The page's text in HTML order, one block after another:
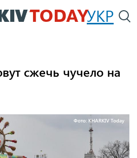
Перейти
к
УКР
сжечь чучело на
Фото: KHARKIV Today